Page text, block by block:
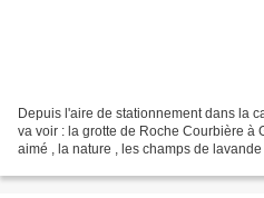
Depuis l'aire de stationnement dans la
va voir : la grotte de Roche Courbière à
aimé , la nature , les champs de